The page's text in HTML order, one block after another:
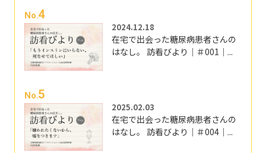
No.4
2024.12.18
在宅で出会った糖尿病患者さんの
はなし。 訪看びより｜＃001｜...
No.5
2025.02.03
在宅で出会った糖尿病患者さんの
はなし。 訪看びより｜＃004｜...